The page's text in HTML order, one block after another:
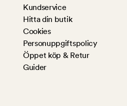
Kundservice
Hitta din butik
Cookies
Personuppgiftspolicy
Öppet köp & Retur
Guider